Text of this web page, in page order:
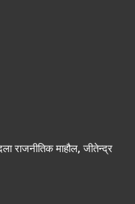
राजनीतिक माहौल, जीतेन्द्र